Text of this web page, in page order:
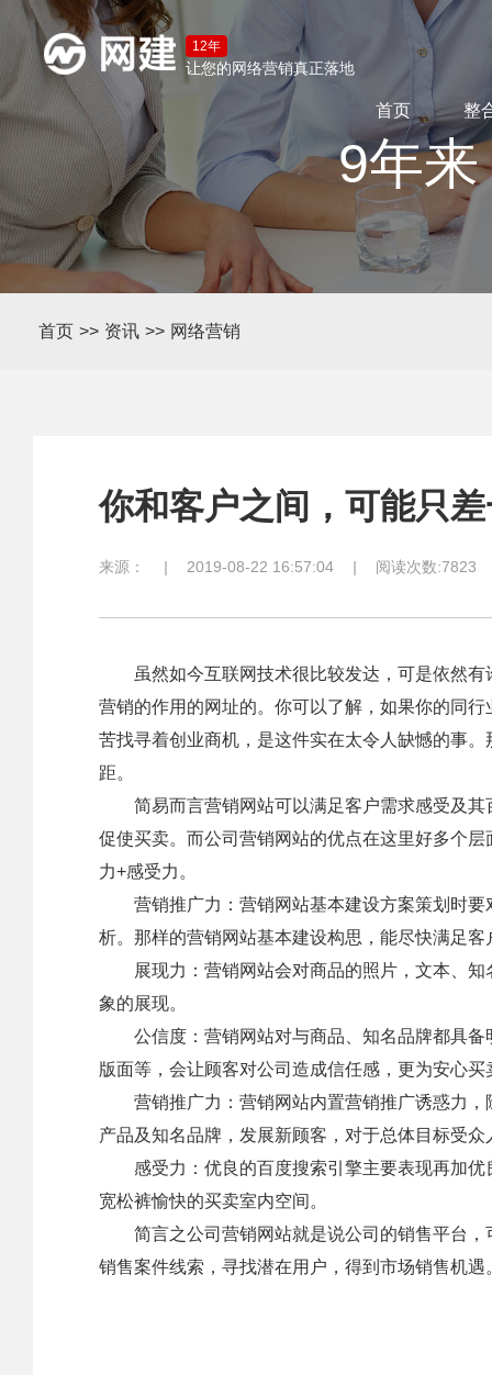
12年
让您的网络营销真正落地
首页 整
9年
首页 >> 资讯 >> 网络营销
你和客户之间，可能只
来源： | 2019-08-22 16:57:04 | 阅读次数:7823
虽然如今互联网技术很比较发达，可是依然有
营销的作用的网址的。你可以了解，如果你的同
苦找寻着创业商机，是这件实在太令人缺憾的事
距。
简易而言营销网站可以满足客户需求感受及其
促使买卖。而公司营销网站的优点在这里好多个
力+感受力。
营销推广力：营销网站基本建设方案策划时要
析。那样的营销网站基本建设构思，能尽快满足
展现力：营销网站会对商品的照片，文本、知
象的展现。
公信度：营销网站对与商品、知名品牌都具备
版面等，会让顾客对公司造成信任感，更为安心买
营销推广力：营销网站内置营销推广诱惑力，
产品及知名品牌，发展新顾客，对于总体目标受
感受力：优良的百度搜索引擎主要表现再加优
宽松裤愉快的买卖室内空间。
简言之公司营销网站就是说公司的销售平台，
销售案件线索，寻找潜在用户，得到市场销售机